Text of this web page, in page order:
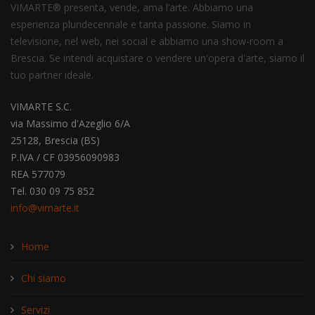
VIMARTE® presenta, vende, ama l’arte. Abbiamo una
esperienza pluridecennale e tanta passione. Siamo in
televisione, nel web, nei social e abbiamo una show-room a
Brescia. Se intendi acquistare o vendere un'opera d'arte, siamo il
tuo partner ideale.
VIMARTE S.C.
via Massimo d'Azeglio 6/A
25128, Brescia (BS)
P.IVA / CF 03956090983
REA 577079
Tel. 030 09 75 852
info@vimarte.it
Home
Chi siamo
Servizi